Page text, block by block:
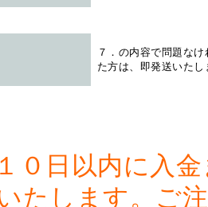
７．の内容で問題な
た方は、即発送いたし
０日以内に入
たします。ご